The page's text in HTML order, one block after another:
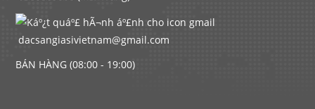
dacsangiasivietnam@gmail.com
BÁN HÀNG (08:00 - 19:00)